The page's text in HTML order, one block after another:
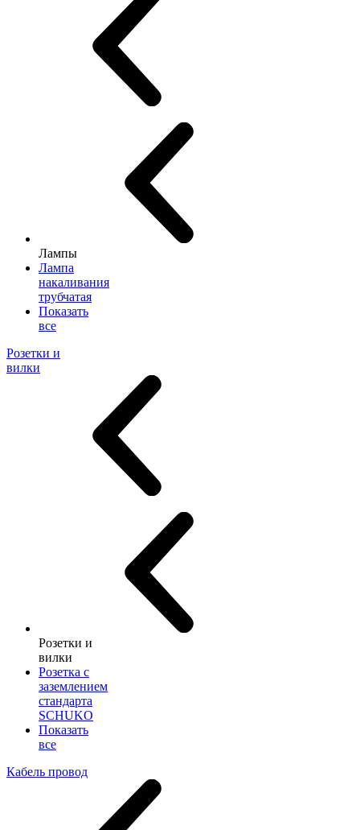
Лампы
Лампа
накаливания
трубчатая
Показать
все
Розетки и
вилки
Розетки и
вилки
Розетка с
заземлением
стандарта
SCHUKO
Показать
все
Кабель провод